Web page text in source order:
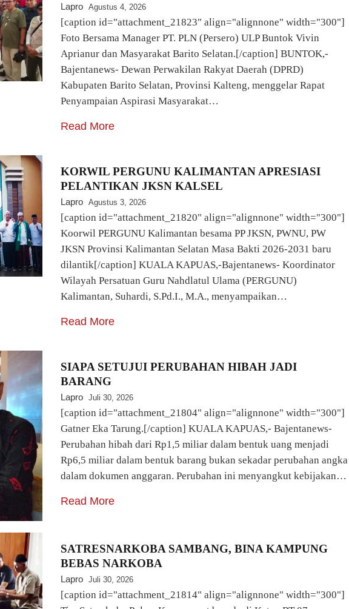
Lapro Agustus 4, 2026
[caption id="attachment_21823" align="alignnone" width="300"]
Foto Bersama Manager PT. PLN (Persero) ULP Buntok Vivin
Aprianur dan Masyarakat Barito Selatan.[/caption] BUNTOK,-
Bajentanews- Dewan Perwakilan Rakyat Daerah (DPRD)
Kabupaten Barito Selatan, Provinsi Kalteng, menggelar Rapat
Penyampaian Aspirasi Masyarakat…
Read More
KORWIL PERGUNU KALIMANTAN APRESIASI
PELANTIKAN JKSN KALSEL
Lapro Agustus 3, 2026
[caption id="attachment_21820" align="alignnone" width="300"]
Koorwil PERGUNU Kalimantan besama PP JKSN, PWNU, PW
JKSN Provinsi Kalimantan Selatan Masa Bakti 2026-2031 baru
dilantik[/caption] KUALA KAPUAS,-Bajentanews- Koordinator
Wilayah Persatuan Guru Nahdlatul Ulama (PERGUNU)
Kalimantan, Suhardi, S.Pd.I., M.A., menyampaikan…
Read More
SIAPA SETUJUI PERUBAHAN HIBAH JADI
BARANG
Lapro Juli 30, 2026
[caption id="attachment_21804" align="alignnone" width="300"]
Gatner Eka Tarung.[/caption] KUALA KAPUAS,- Bajentanews-
Perubahan hibah dari Rp1,5 miliar dalam bentuk uang menjadi
Rp6,5 miliar dalam bentuk barang bukan sekadar perubahan angka
dalam dokumen anggaran. Perubahan ini menyangkut kebijakan…
Read More
SATRESNARKOBA SAMBANG, BINA KAMPUNG
BEBAS NARKOBA
Lapro Juli 30, 2026
[caption id="attachment_21814" align="alignnone" width="300"]